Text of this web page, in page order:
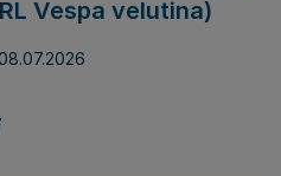
Vespa velutina)